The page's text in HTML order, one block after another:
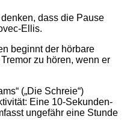
dass die Pause
Ellis.
beginnt der hörbare
zu hören, wenn er
(„Die Schreie“)
Eine 10-Sekunden-
ungefähr eine Stunde